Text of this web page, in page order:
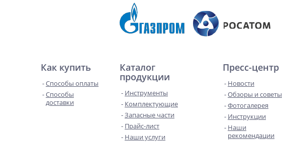
Как купить
Способы оплаты
Способы
доставки
Каталог
продукции
Инструменты
Комплектующие
Запасные части
Прайс-лист
Наши услуги
Пресс-центр
Новости
Обзоры и советы
Фотогалерея
Инструкции
Наши
рекомендации